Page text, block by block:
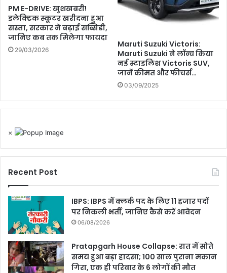
PM E-DRIVE: खुशखबरी!
इलेक्ट्रिक स्कूटर खरीदना हुआ
सस्ता, सरकार ने बढ़ाई सब्सिडी,
जानिए कब तक मिलेगा फायदा
29/03/2026
Maruti Suzuki Victoris:
Maruti Suzuki ने लॉन्च किया
नई स्टाइलिश Victoris SUV,
जानें कीमत और फीचर्स…
03/09/2025
×
Recent Post
IBPS: IBPS में क्लर्क पद के लिए 11 हजार पदों
पर निकली भर्ती, जानिए कैसे करें आवेदन
06/08/2026
Pratapgarh House Collapse: रात में सोते
समय हुआ बड़ा हादसा; 100 साल पुराना मकान
गिरा, एक ही परिवार के 6 लोगों की मौत